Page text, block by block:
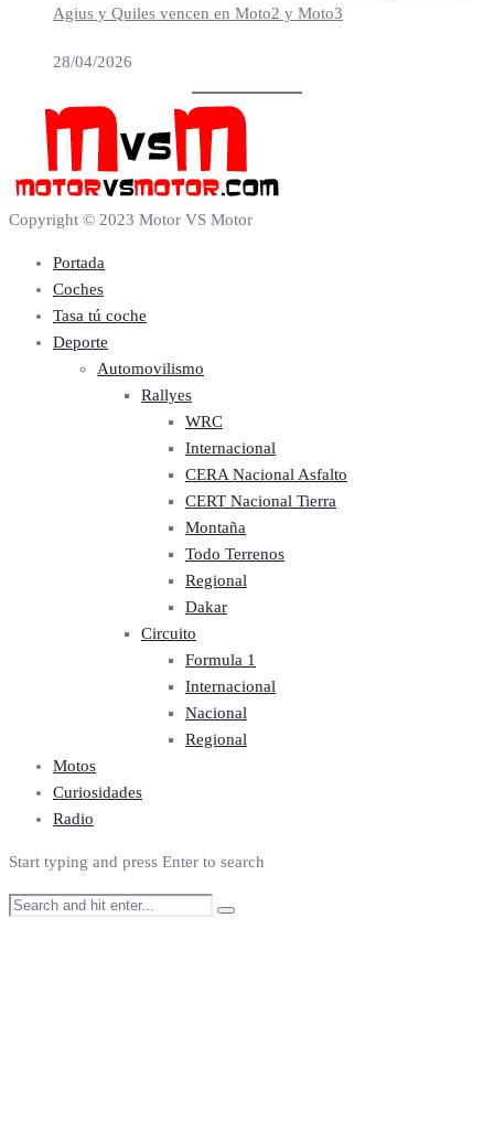
Agius y Quiles vencen en Moto2 y Moto3
28/04/2026
Copyright © 2023 Motor VS Motor
Portada
Coches
Tasa tú coche
Deporte
Automovilismo
Rallyes
WRC
Internacional
CERA Nacional Asfalto
CERT Nacional Tierra
Montaña
Todo Terrenos
Regional
Dakar
Circuito
Formula 1
Internacional
Nacional
Regional
Motos
Curiosidades
Radio
Start typing and press Enter to search